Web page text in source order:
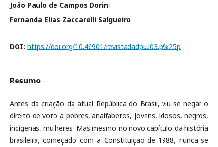
João Paulo de Campos Dorini
Fernanda Elias Zaccarelli Salgueiro
DOI: https://doi.org/10.46901/revistadadpu.i03.p%25p
Resumo
Antes da criação da atual República do Brasil, viu-se negar o
direito de voto a pobres, analfabetos, jovens, idosos, negros,
indígenas, mulheres. Mas mesmo no novo capítulo da história
brasileira, começado com a Constituição de 1988, nunca se